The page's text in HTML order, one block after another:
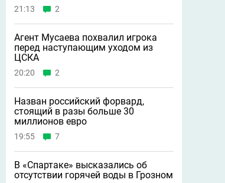
21:13 2
Агент Мусаева похвалил игрока
перед наступающим уходом из
ЦСКА
20:20 2
Назван российский форвард,
стоящий в разы больше 30
миллионов евро
19:55 7
В «Спартаке» высказались об
отсутствии горячей воды в Грозном